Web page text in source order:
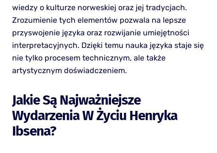
wiedzy o kulturze norweskiej oraz jej tradycjach.
Zrozumienie tych elementów pozwala na lepsze
przyswojenie języka oraz rozwijanie umiejętności
interpretacyjnych. Dzięki temu nauka języka staje się
nie tylko procesem technicznym, ale także
artystycznym doświadczeniem.
Jakie Są Najważniejsze
Wydarzenia W Życiu Henryka
Ibsena?